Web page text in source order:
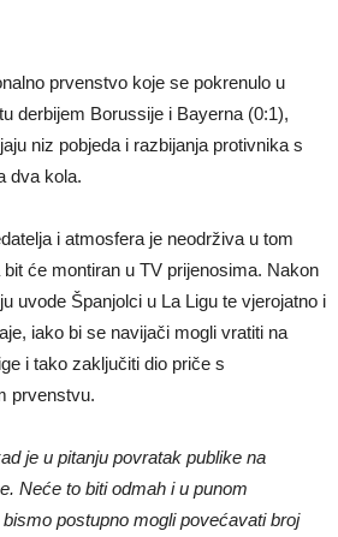
prvenstvo koje se pokrenulo u
derbijem Borussije i Bayerna (0:1),
niz pobjeda i razbijanja protivnika s
dva kola.
i atmosfera je neodrživa u tom
će montiran u TV prijenosima. Nakon
uvode Španjolci u La Ligu te vjerojatno i
iako bi se navijači mogli vratiti na
i tako zaključiti dio priče s
prvenstvu.
je u pitanju povratak publike na
Neće to biti odmah i u punom
postupno mogli povećavati broj